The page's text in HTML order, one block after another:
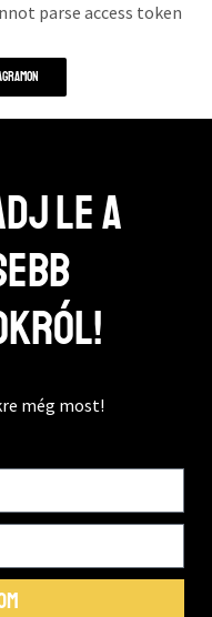
parse access token
le a
még most!